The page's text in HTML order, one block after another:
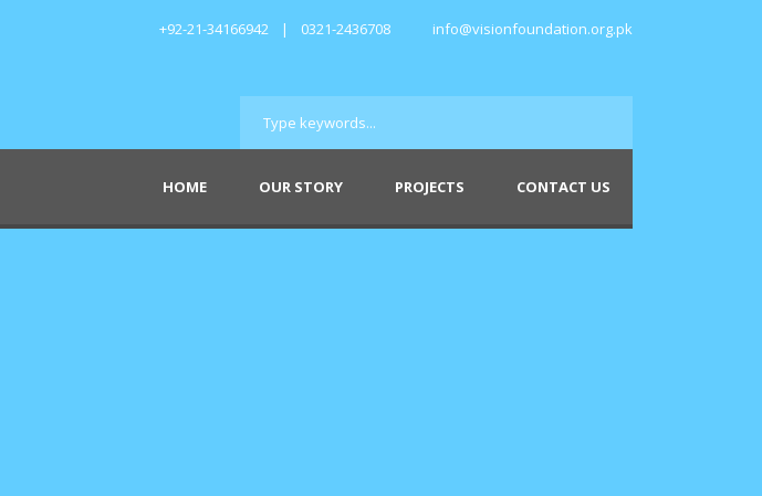
+92-21-34166942 | 0321-2436708 info@visionfoundation.org.pk
HOME OUR STORY PROJECTS CONTACT US